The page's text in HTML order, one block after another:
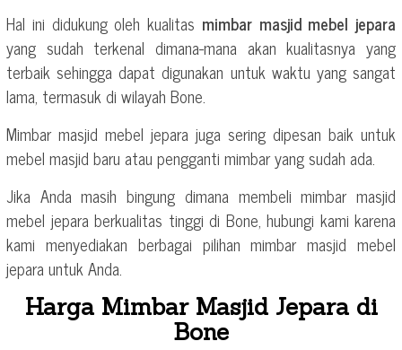
Hal ini didukung oleh kualitas mimbar masjid mebel jepara
yang sudah terkenal dimana-mana akan kualitasnya yang
terbaik sehingga dapat digunakan untuk waktu yang sangat
lama, termasuk di wilayah Bone.
Mimbar masjid mebel jepara juga sering dipesan baik untuk
mebel masjid baru atau pengganti mimbar yang sudah ada.
Jika Anda masih bingung dimana membeli mimbar masjid
mebel jepara berkualitas tinggi di Bone, hubungi kami karena
kami menyediakan berbagai pilihan mimbar masjid mebel
jepara untuk Anda.
Harga Mimbar Masjid Jepara di
Bone